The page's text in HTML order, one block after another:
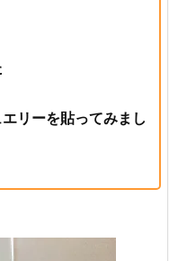
リーを貼ってみまし